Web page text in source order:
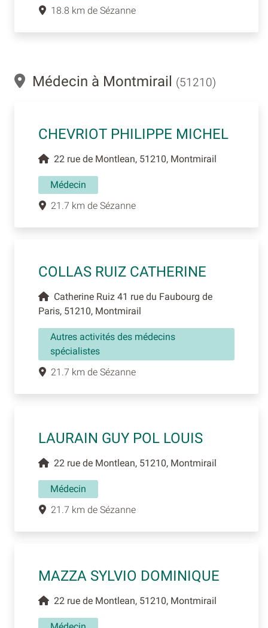
18.8 km de Sézanne
Médecin à Montmirail (51210)
CHEVRIOT PHILIPPE MICHEL
22 rue de Montlean, 51210, Montmirail
Médecin
21.7 km de Sézanne
COLLAS RUIZ CATHERINE
Catherine Ruiz 41 rue du Faubourg de
Paris, 51210, Montmirail
Autres activités des médecins
spécialistes
21.7 km de Sézanne
LAURAIN GUY POL LOUIS
22 rue de Montlean, 51210, Montmirail
Médecin
21.7 km de Sézanne
MAZZA SYLVIO DOMINIQUE
22 rue de Montlean, 51210, Montmirail